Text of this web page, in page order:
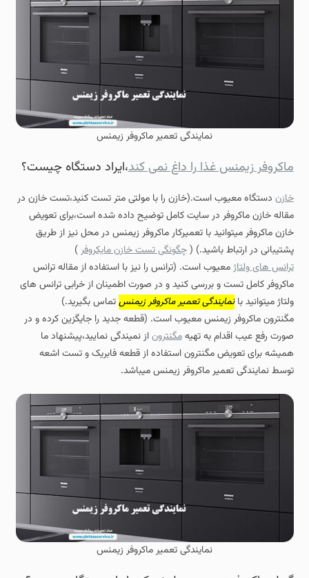
نمایندگی تعمیر ماکروفر زیمنس
ماکروفر زیمنس غذا را داغ نمی کند،ایراد دستگاه چیست؟
خازن دستگاه معیوب است.(خازن را با مولتی متر تست کنید،تست خازن در
مقاله خازن ماکروفر در سایت کامل توضیح داده شده است،برای تعویض
خازن ماکروفر میتوانید با تعمیرکار ماکروفر زیمنس در محل نیز از طریق
پشتیبانی در ارتباط باشید.) (چگونگی تست خازن مایکروفر)
ترانس های ولتاژمعیوب است. (ترانس را نیز با استفاده از مقاله ترانس
ماکروفر کامل تست و بررسی کنید و در صورت اطمینان از خرابی ترانس های
ولتاژ میتوانید بانمایندگی تعمیر ماکروفر زیمنستماس بگیرید.)
مگنترون ماکروفر زیمنس معیوب است. (قطعه جدید را جایگزین کرده و در
صورت رفع عیب اقدام به تهیهمگنتروناز نمیندگی نمایید،پیشنهاد ما
همیشه برای تعویض مگنترون استفاده از قطعه فابریک و تست اشعه
توسط نمایندگی تعمیر ماکروفر زیمنس میباشد.
نمایندگی تعمیر ماکروفر زیمنس